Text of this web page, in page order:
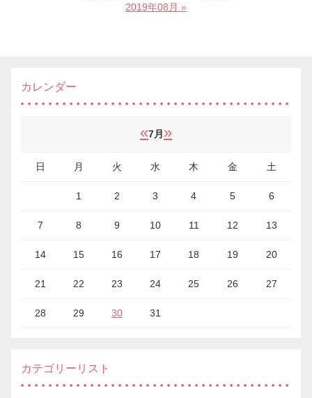
2019年08月 »
カレンダー
«7月 »
日 月 火 水 木 金 土
1 2 3 4 5 6
7 8 9 10 11 12 13
14 15 16 17 18 19 20
21 22 23 24 25 26 27
28 29 30 31
カテゴリーリスト